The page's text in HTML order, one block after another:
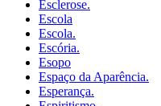
Esclerose.
Escola
Escola.
Escória.
Esopo
Espaço da Aparência.
Esperança.